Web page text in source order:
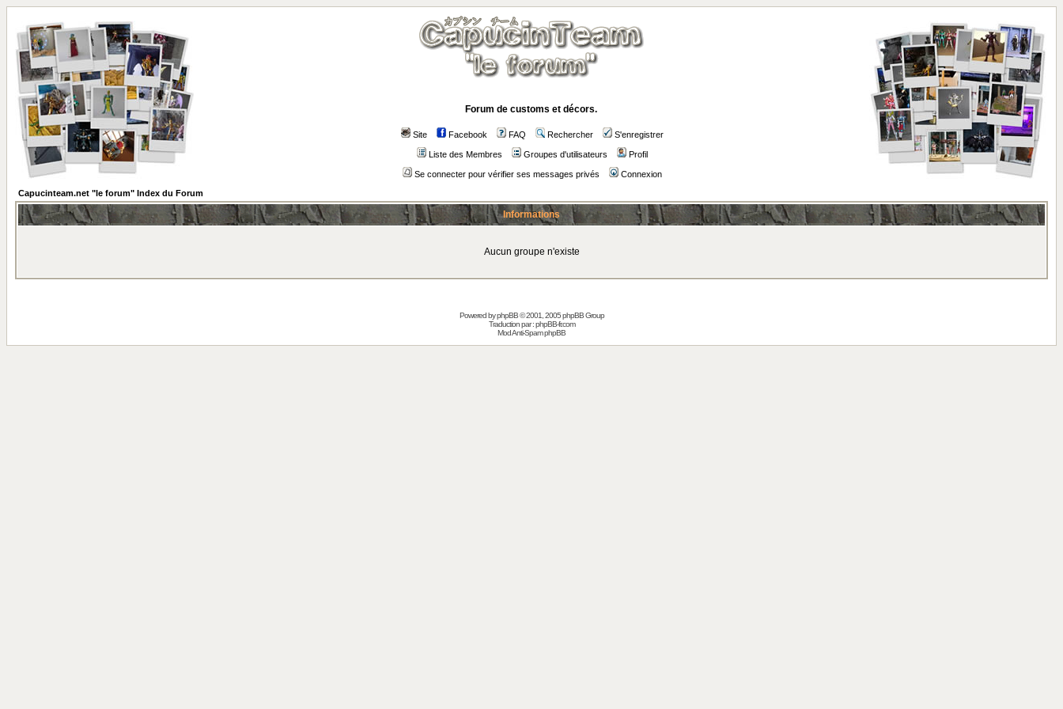
Forum de customs et décors.
Site Facebook FAQ Rechercher S'enregistrer
Liste des Membres Groupes d'utilisateurs Profil
Se connecter pour vérifier ses messages privés
Connexion
Capucinteam.net "le forum" Index du Forum
Informations
Aucun groupe n'existe
Powered byphpBB© 2001, 2005 phpBB Group
Traduction par :phpBB-fr.com
Mod Anti-Spam phpBB